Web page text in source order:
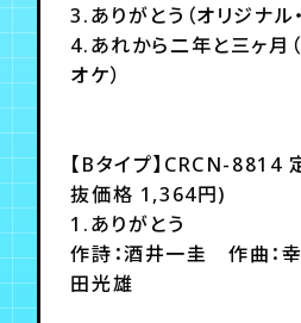
3.ありがとう（オリジナル
4.あれから二年と三ヶ月
オケ）
【Bタイプ】CRCN-
抜価格 1,364円)
1.ありがとう
作詩：酒井一圭 作曲：
田光雄